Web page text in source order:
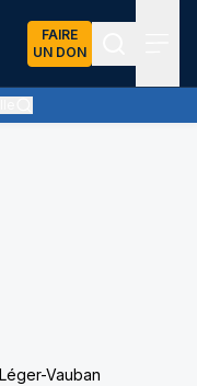
FAIRE
UN DON
pas de nuages
Vauban